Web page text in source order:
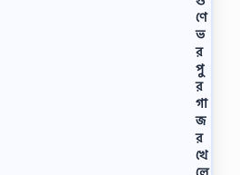
ণে
ভ
র
পু
র
গা
জ
র
খে
লে